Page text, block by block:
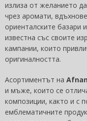
излиза от желанието
чрез аромати,
ориенталските базари
известна със своите
кампании, които
оригиналността.
Асортиментът на Afnan
и мъже, които се
композиции, както и с
емблематичните